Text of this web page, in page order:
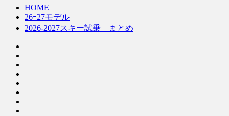
HOME
26ｰ27モデル
2026-2027スキー試乗 まとめ